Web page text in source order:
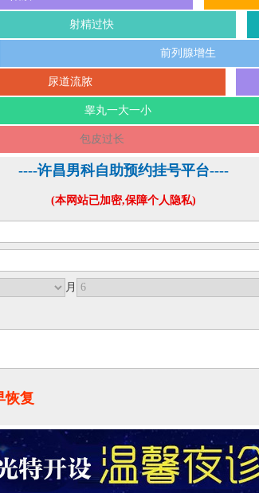
射精过快
前列腺增生
尿道流脓
睾丸一大一小
包皮过长
----许昌男科自助预约挂号平台----
(本网站已加密,保障个人隐私)
月
恢复